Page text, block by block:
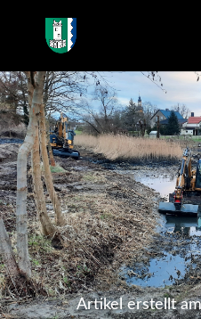
Artikel erstellt